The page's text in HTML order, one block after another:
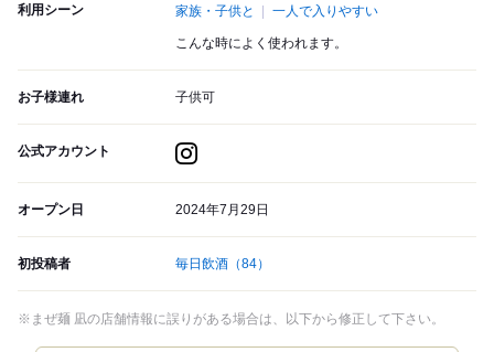
利用シーン 家族・子供と 一人で入りやすい
こんな時によく使われます。
お子様連れ 子供可
公式アカウント
オープン日 2024年7月29日
初投稿者 毎日飲酒 （84）
※まぜ麺 凪の店舗情報に誤りがある場合は、以下から修正して下さい。